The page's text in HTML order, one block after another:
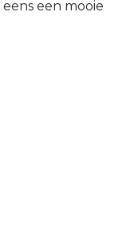
een mooie